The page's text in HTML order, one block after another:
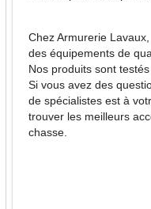
Chez Armurerie
des équipements de
Nos produits sont
Si vous avez des
de spécialistes est à
trouver les meilleurs
chasse.